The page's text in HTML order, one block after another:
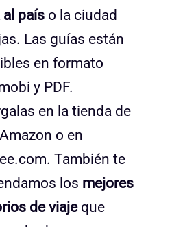
país o la ciudad
Las guías están
en formato
y PDF.
en la tienda de
o en
También te
los mejores
de viajeque